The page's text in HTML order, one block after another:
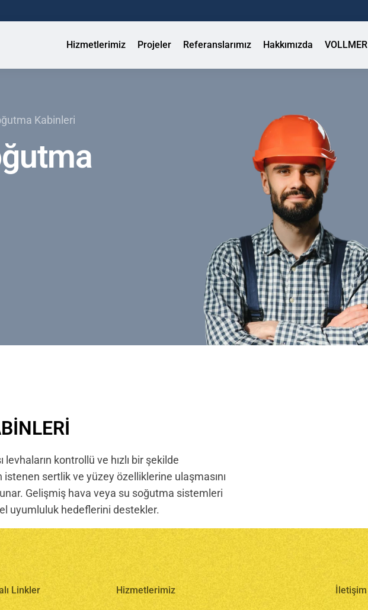
Hizmetlerimiz Projeler Referanslarımız Hakkımızda VOLLMER
Kabinleri
kontrollü ve hızlı bir şekilde
istenen sertlik ve yüzey özelliklerine ulaşmasını
Gelişmiş hava veya su soğutma sistemleri
uyumluluk hedeflerini destekler.
Linkler Hizmetlerimiz İletişim